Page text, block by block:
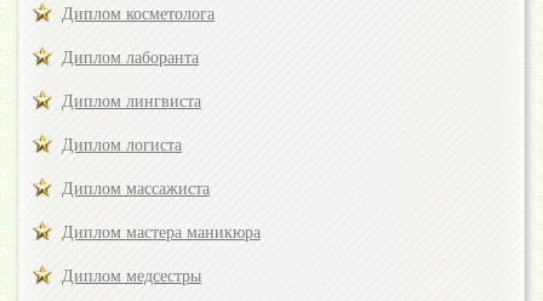
Диплом косметолога
Диплом лаборанта
Диплом лингвиста
Диплом логиста
Диплом массажиста
Диплом мастера маникюра
Диплом медсестры